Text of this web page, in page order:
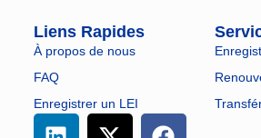
Liens Rapides
À propos de nous
FAQ
Enregistrer un LEI